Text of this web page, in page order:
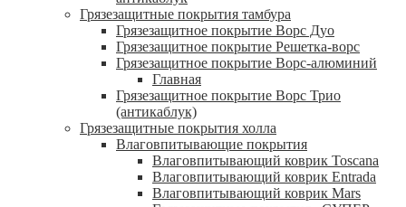
Грязезащитные покрытия тамбура
Грязезащитное покрытие Ворс Дуо
Грязезащитное покрытие Решетка-ворс
Грязезащитное покрытие Ворс-алюминий
Главная
Грязезащитное покрытие Ворс Трио
(антикаблук)
Грязезащитные покрытия холла
Влаговпитывающие покрытия
Влаговпитывающий коврик Toscana
Влаговпитывающий коврик Entrada
Влаговпитывающий коврик Mars